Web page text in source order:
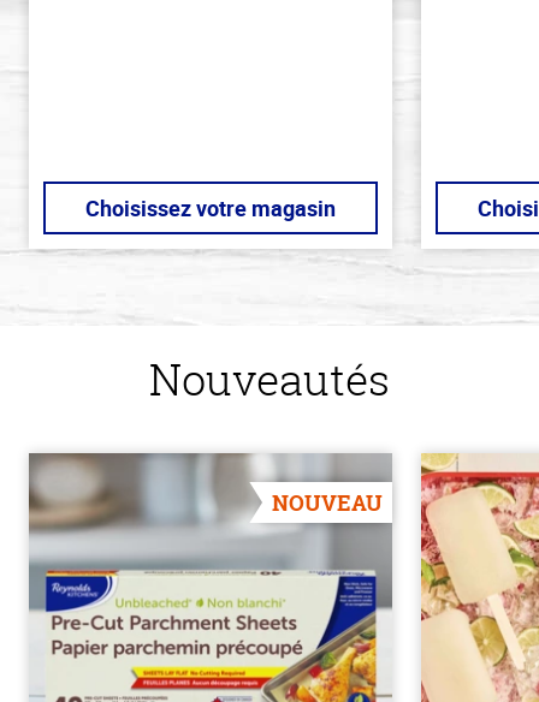
Choisissez votre magasin
Nouveautés
NOUVEAU